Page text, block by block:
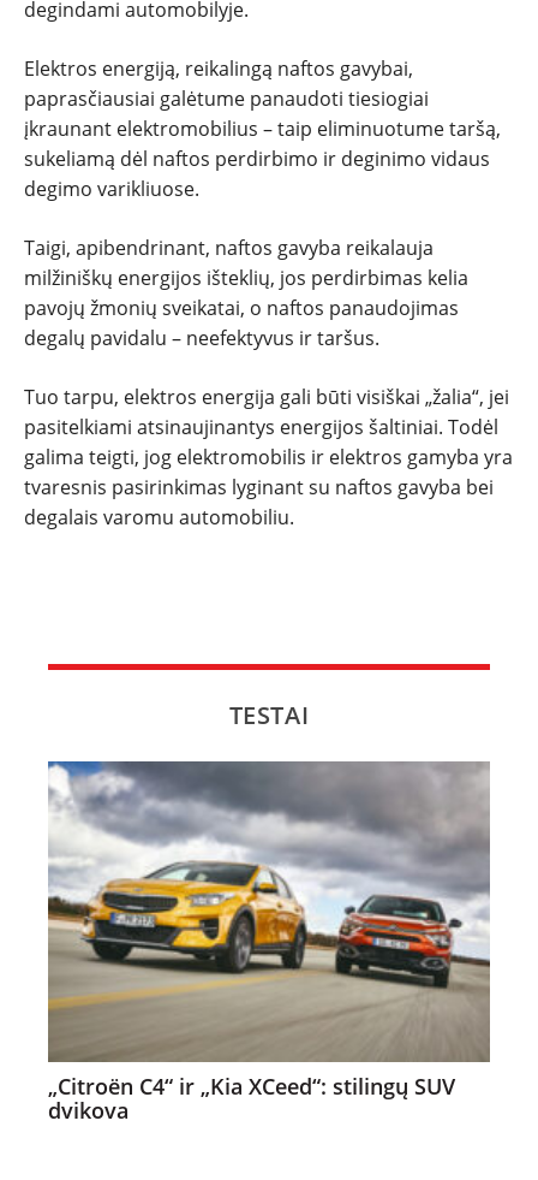
degindami automobilyje.
Elektros energiją, reikalingą naftos gavybai,
paprasčiausiai galėtume panaudoti tiesiogiai
įkraunant elektromobilius – taip eliminuotume taršą,
sukeliamą dėl naftos perdirbimo ir deginimo vidaus
degimo varikliuose.
Taigi, apibendrinant, naftos gavyba reikalauja
milžiniškų energijos išteklių, jos perdirbimas kelia
pavojų žmonių sveikatai, o naftos panaudojimas
degalų pavidalu – neefektyvus ir taršus.
Tuo tarpu, elektros energija gali būti visiškai „žalia“, jei
pasitelkiami atsinaujinantys energijos šaltiniai. Todėl
galima teigti, jog elektromobilis ir elektros gamyba yra
tvaresnis pasirinkimas lyginant su naftos gavyba bei
degalais varomu automobiliu.
TESTAI
„Citroën C4“ ir „Kia XCeed“: stilingų SUV
dvikova